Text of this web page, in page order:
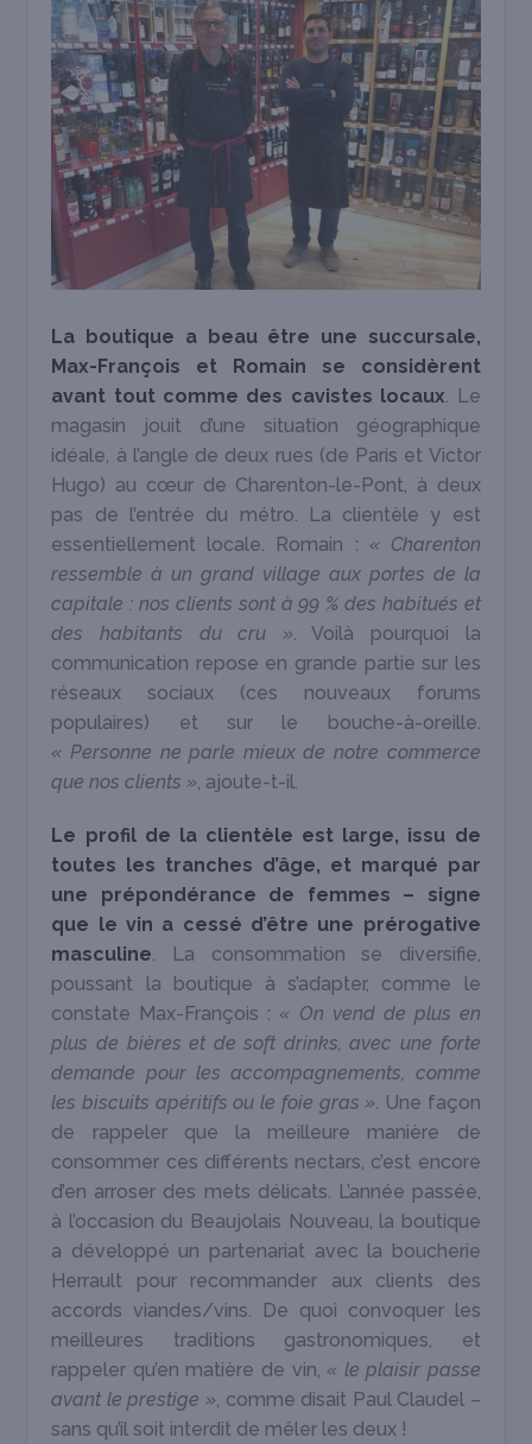
La boutique a beau être une succursale,
Max-François et Romain se considèrent
avant tout comme des cavistes locaux . Le
magasin jouit d’une situation géographique
idéale, à l’angle de deux rues (de Paris et Victor
Hugo) au cœur de Charenton-le-Pont, à deux
pas de l’entrée du métro. La clientèle y est
essentiellement locale. Romain : « Charenton
ressemble à un grand village aux portes de la
capitale : nos clients sont à 99 % des habitués et
des habitants du cru » . Voilà pourquoi la
communication repose en grande partie sur les
réseaux sociaux (ces nouveaux forums
populaires) et sur le bouche-à-oreille.
« Personne ne parle mieux de notre commerce
que nos clients » , ajoute-t-il.
Le profil de la clientèle est large, issu de
toutes les tranches d’âge, et marqué par
une prépondérance de femmes – signe
que le vin a cessé d’être une prérogative
masculine . La consommation se diversifie,
poussant la boutique à s’adapter, comme le
constate Max-François : « On vend de plus en
plus de bières et de soft drinks, avec une forte
demande pour les accompagnements, comme
les biscuits apéritifs ou le foie gras » . Une façon
de rappeler que la meilleure manière de
consommer ces différents nectars, c’est encore
d’en arroser des mets délicats. L’année passée,
à l’occasion du Beaujolais Nouveau, la boutique
a développé un partenariat avec la boucherie
Herrault pour recommander aux clients des
accords viandes/vins. De quoi convoquer les
meilleures traditions gastronomiques, et
rappeler qu’en matière de vin, « le plaisir passe
avant le prestige » , comme disait Paul Claudel –
sans qu’il soit interdit de mêler les deux !